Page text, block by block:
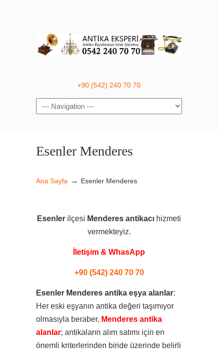
+90 (542) 240 70 70
Navigation
Esenler Menderes
Ana Sayfa → Esenler Menderes
Esenler ilçesi Menderes antikacı hizmeti
vermekteyiz.
İletişim & WhasApp
+90 (542) 240 70 70
Esenler Menderes antika eşya alanlar:
Her eski eşyanın antika değeri taşımıyor
olmasıyla beraber, Menderes antika
alanlar; antikaların alım satımı için en
önemli kriterlerinden biride üzerinde belirli